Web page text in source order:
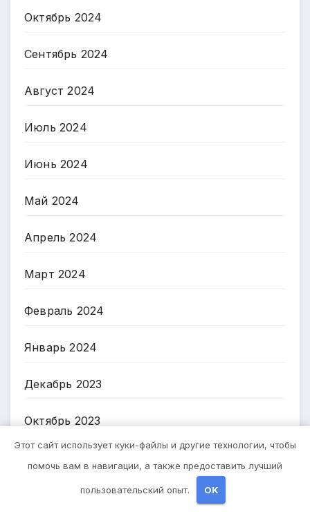
Октябрь 2024
Сентябрь 2024
Август 2024
Июль 2024
Июнь 2024
Май 2024
Апрель 2024
Март 2024
Февраль 2024
Январь 2024
Декабрь 2023
Октябрь 2023
Этот сайт использует куки-файлы и другие технологии, чтобы
помочь вам в навигации, а также предоставить лучший
пользовательский опыт. OK